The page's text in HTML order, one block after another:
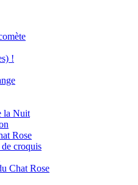
!
la Nuit
Rose
croquis
Chat Rose